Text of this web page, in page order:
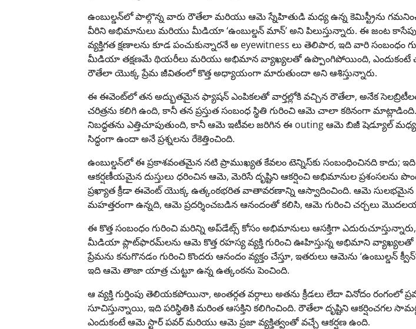
ఉంబుల్డన్‌లో పాల్గొన్న వారు రౌతేలా మరియు ఆమె స్నేహితుడి మధ్య ఉన్న కెమిస్ట్రీను
వీరిని అభిమానులు మరియు మీడియా ‘ఉంబుల్డన్ మాన్’ అని పిలుస్తున్నారు. ఈ జంట కాసేపు
వ్యక్తిగత క్షణాలను కూడ పంచుకున్నారనే అ eyewitness లు తెలిపార, ఇది వారి సంబంధం
మీడియా తక్షణమే థియరీలు మరియు అభిమాన వ్యాఖ్యలతో ఉప్పొంగిపోయింది,
రౌతేలా యొక్క ప్రేమ జీవితంలో కొత్త అధ్యాయంగా మారుతుందా అని ఆశిస్తున్నారు.
ఈ ఈవెంట్‌లో తన అద్భుతమైన ఫ్యాషన్ ఎంపికలతో వార్తల్లోకి వచ్చిన రౌతేలా, అనేక
చరిత్రను కలిగి ఉంది, కానీ తన ప్రస్తుత సంబంధ స్థితి గురించి ఆమె చాలా కఠినంగా
నిబద్ధతను ఎత్తిచూపుతుంది, కానీ ఆమె ఇటీవల జరిగిన ఈ outing ఆమె బిజీ షెడ్యూల్ మధ్య
సిద్ధంగా ఉందా అనే ప్రశ్నలను రేకెత్తించింది.
ఉంబుల్డన్‌లో ఈ ప్రకాశవంతమైన నటి ప్రాముఖ్యత కేవలం టెన్నిస్‌కు సంబంధించినది కాదు;
ఆకర్షణీయమైన దుస్తులు ధరించిన ఆమె, మెరిసే దృష్టిని ఆకర్షించి అభిమానుల ప్రశంసలను
ప్రఖ్యాత క్రీడా ఈవెంట్ యొక్క ఉత్కంఠభరిత వాతావరణాన్ని ఆస్వాదించింది. ఆమె
మహత్తరంగా ఉన్నది, ఆమె ప్రదర్శించబడిన ఆనందంతో కలిసి, ఆమె గురించి చర్చలు
ఈ కొత్త సంబంధం గురించి మరిన్ని అప్‌డేట్స్ కోసం అభిమానులు ఆసక్తిగా
మీడియా ప్లాట్‌ఫారమ్‌లను ఆమె కొత్త రహస్య వ్యక్తి గురించి ఊహిస్తున్న అభిమాని
ప్రేమను కనుగొనడం గురించి కొందరు ఆనందం వ్యక్తం చేస్తూ, ఇతరులు ఆమెను ‘ఉంబుల్డన్
ఇది ఆమె తాజా యాత్ర చుట్టూ ఉన్న ఉత్కంఠను పెంచింది.
ఆ వ్యక్తి గుర్తింపు తెలియకపోయినా, అంతర్గత వర్గాలు అతను క్రీడలు లేదా వినోదం రంగంలో
సూచిస్తున్నాయి, ఇది పరిస్థితికి మరింత ఆసక్తిని కలిగించింది. రౌతేలా దృష్టిని ఆకర్షించగల
ఎందుకంటే ఆమె స్టార్ పవర్ మరియు ఆమె ప్రజా వ్యక్తిత్వంతో వచ్చే ఆకర్షణ ఉంది.